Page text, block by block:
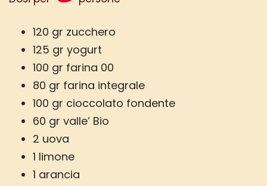
120 gr zucchero
125 gr yogurt
100 gr farina 00
80 gr farina integrale
100 gr cioccolato fondente
60 gr valle’ Bio
2 uova
1 limone
1 arancia